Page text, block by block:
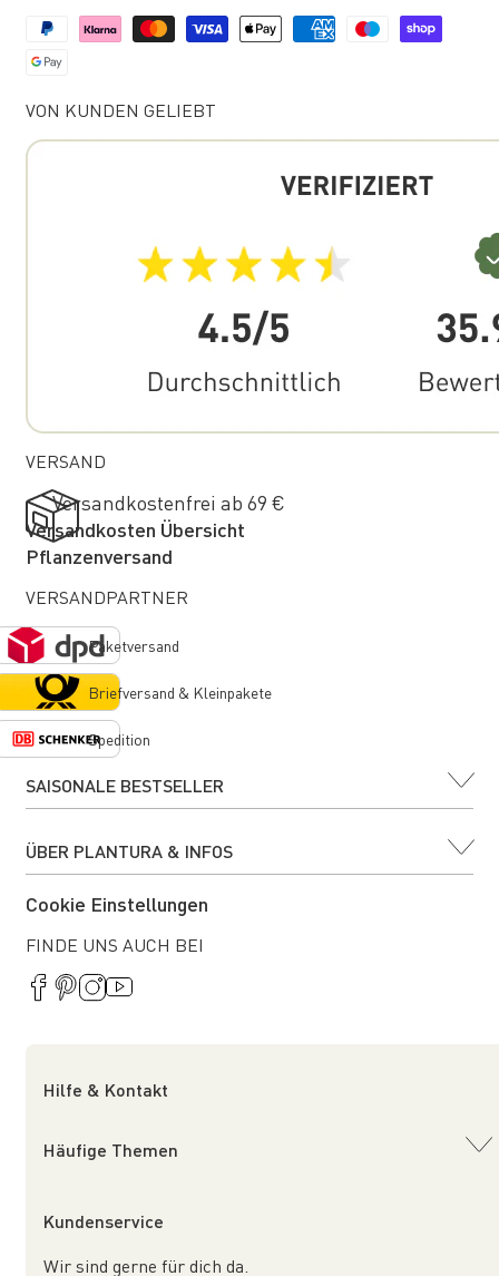
SAISONALE BESTSELLER
ÜBER PLANTURA & INFOS
Cookie Einstellungen
FINDE UNS AUCH BEI
VERSAND
Versandkostenfrei ab 69 €
Versandkosten Übersicht
Pflanzenversand
VERSANDPARTNER
Paketversand
Briefversand & Kleinpakete
Spedition
VON KUNDEN GELIEBT
Hilfe & Kontakt
Häufige Themen
Kundenservice
Wir sind gerne für dich da.